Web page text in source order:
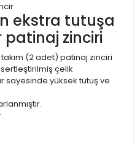
ekstra tutuşa
zinciri
(2 adet) patinaj zinciri
çelik
sayesinde yüksek tutuş ve